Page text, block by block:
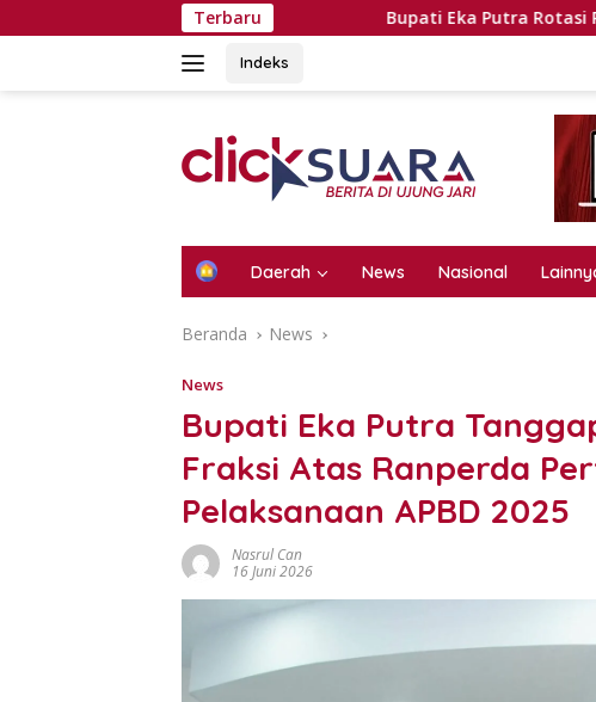
ke
TerbaruBupati Eka Putra Rotasi Pejabat,
Indeks
H
e
Daerah News Nasional
Beranda News
News
Bupati Eka Putra
Fraksi Atas Ranperda
Pelaksanaan APBD 2025
Nasrul Can
16 Juni 2026